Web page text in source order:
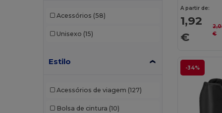
Acessórios (58)
Unisexo (15)
Estilo
Acessórios de viagem (127)
Bolsa de cintura (10)
A partir de:
1,92
€
€
-34%